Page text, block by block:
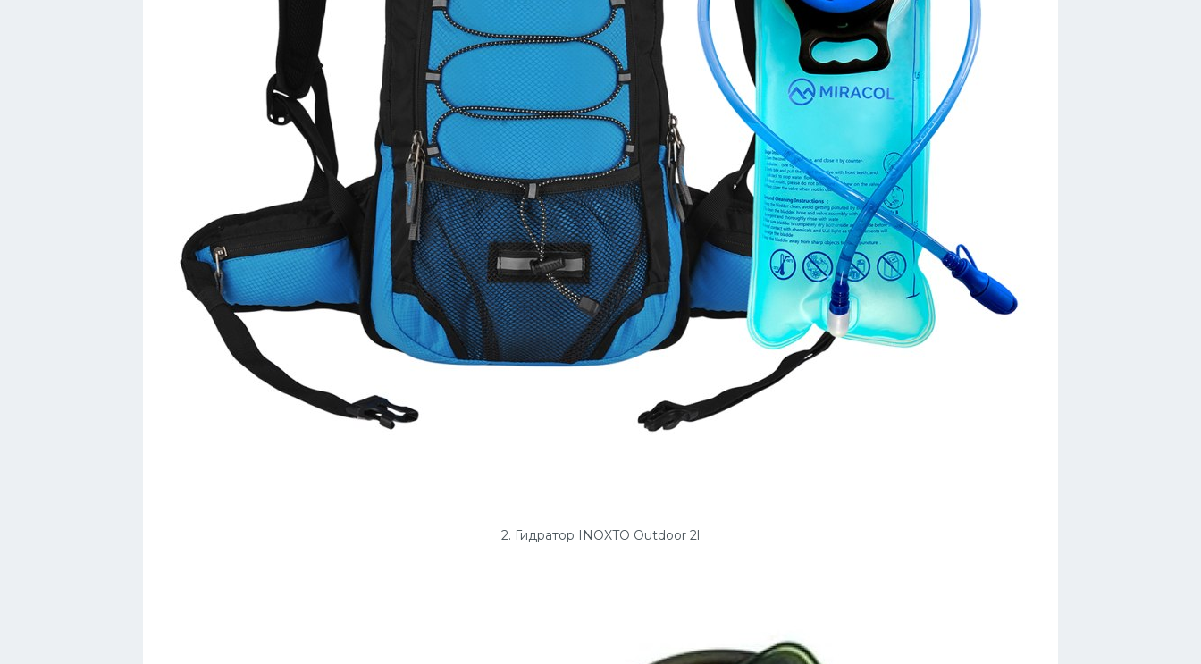
2. Гидратор INOXTO Outdoor 2l